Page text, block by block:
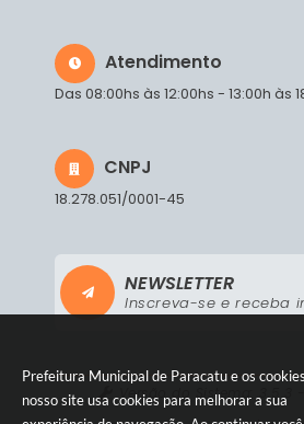
Prefeitura Municipal de Paracatu e os
nosso site usa cookies para melhorar a sua
Atendimento
Das 08:00hs às 12:00hs - 13:00h às
CNPJ
18.278.051/0001-45
NEWSLETTER
Inscreva-se e receba
Versão do Sistema: